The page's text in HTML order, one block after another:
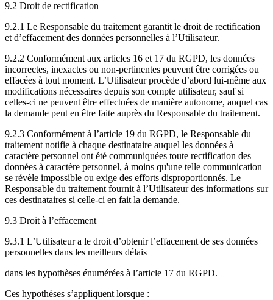
9.2 Droit de rectification
9.2.1 Le Responsable du traitement garantit le droit de rectification
et d’effacement des données personnelles à l’Utilisateur.
9.2.2 Conformément aux articles 16 et 17 du RGPD, les données
incorrectes, inexactes ou non-pertinentes peuvent être corrigées ou
effacées à tout moment. L’Utilisateur procède d’abord lui-même aux
modifications nécessaires depuis son compte utilisateur, sauf si
celles-ci ne peuvent être effectuées de manière autonome, auquel cas
la demande peut en être faite auprès du Responsable du traitement.
9.2.3 Conformément à l’article 19 du RGPD, le Responsable du
traitement notifie à chaque destinataire auquel les données à
caractère personnel ont été communiquées toute rectification des
données à caractère personnel, à moins qu'une telle communication
se révèle impossible ou exige des efforts disproportionnés. Le
Responsable du traitement fournit à l’Utilisateur des informations sur
ces destinataires si celle-ci en fait la demande.
9.3 Droit à l’effacement
9.3.1 L’Utilisateur a le droit d’obtenir l’effacement de ses données
personnelles dans les meilleurs délais
dans les hypothèses énumérées à l’article 17 du RGPD.
Ces hypothèses s’appliquent lorsque :